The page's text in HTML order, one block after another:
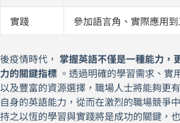
實踐 參加語言角、實際應用
後疫情時代，
掌握英語不僅是一種能力，
力的關鍵指標 。透過明確的學習需求、實
以及豐富的資源選擇，職場人士將能夠更
自身的英語能力，從而在激烈的職場競爭
持之以恆的學習與實踐將是成功的關鍵，